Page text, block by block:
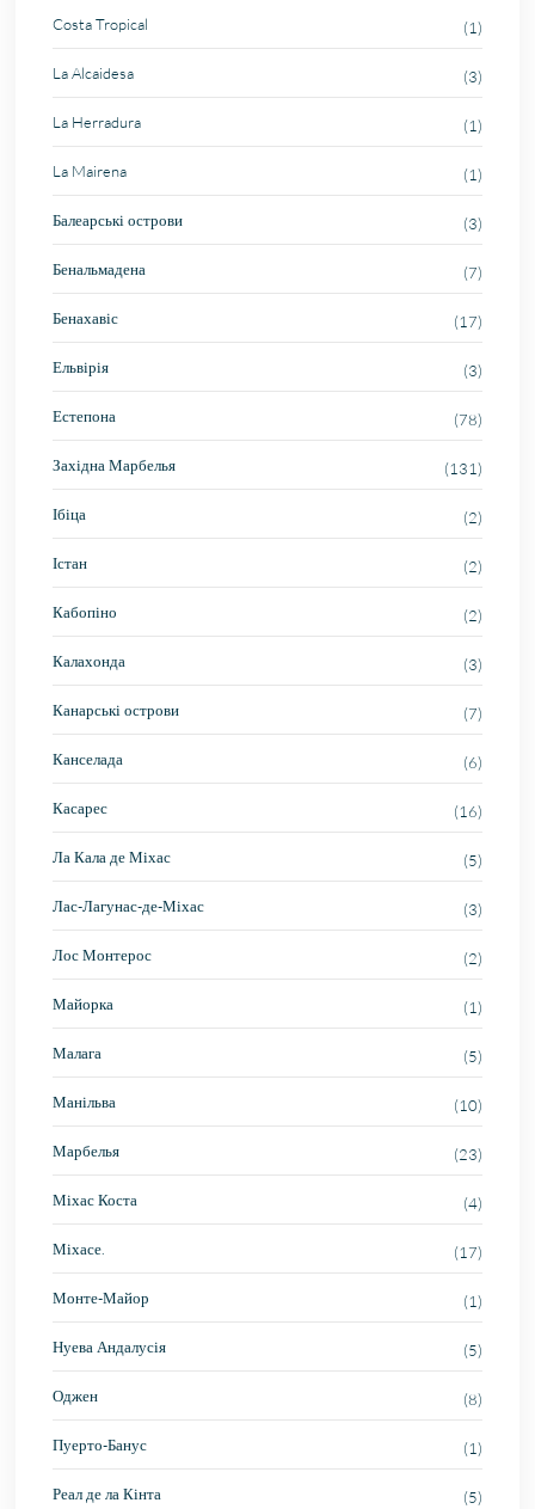
Costa Tropical (1)
La Alcaidesa (3)
La Herradura (1)
La Mairena (1)
Балеарські острови (3)
Бенальмадена (7)
Бенахавіс (17)
Ельвірія (3)
Естепона (78)
Західна Марбелья (131)
Ібіца (2)
Істан (2)
Кабопіно (2)
Калахонда (3)
Канарські острови (7)
Канселада (6)
Касарес (16)
Ла Кала де Міхас (5)
Лас-Лагунас-де-Міхас (3)
Лос Монтерос (2)
Майорка (1)
Малага (5)
Манільва (10)
Марбелья (23)
Міхас Коста (4)
Міхасе. (17)
Монте-Майор (1)
Нуева Андалусія (5)
Оджен (8)
Пуерто-Банус (1)
Реал де ла Кінта (5)